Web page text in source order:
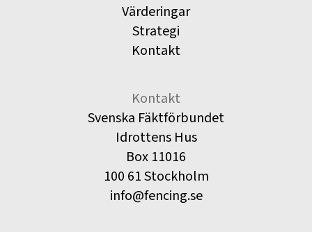
Värderingar
Strategi
Kontakt
Kontakt
Svenska Fäktförbundet
Idrottens Hus
Box 11016
100 61 Stockholm
info@fencing.se